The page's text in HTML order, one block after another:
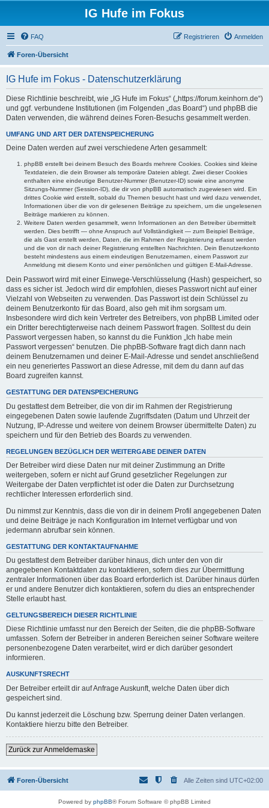
IG Hufe im Fokus
FAQ Anmelden
Registrieren
Foren-Übersicht
IG Hufe im Fokus - Datenschutzerklärung
Diese Richtlinie beschreibt, wie „IG Hufe im Fokus“ („https://forum.keinhorn.de“)
und ggf. verbundene Institutionen (im Folgenden „das Board“) und phpBB die
Daten verwenden, die während deines Foren-Besuchs gesammelt werden.
UMFANG UND ART DER DATENSPEICHERUNG
Deine Daten werden auf zwei verschiedene Arten gesammelt:
phpBB erstellt bei deinem Besuch des Boards mehrere Cookies. Cookies sind kleine
Textdateien, die dein Browser als temporäre Dateien ablegt. Zwei dieser Cookies
enthalten eine eindeutige Benutzer-Nummer (Benutzer-ID) sowie eine anonyme
Sitzungs-Nummer (Session-ID), die dir von phpBB automatisch zugewiesen wird. Ein
drittes Cookie wird erstellt, sobald du Themen besucht hast und wird dazu verwendet,
Informationen über die von dir gelesenen Beiträge zu speichern, um die ungelesenen
Beiträge markieren zu können.
Weitere Daten werden gesammelt, wenn Informationen an den Betreiber übermittelt
werden. Dies betrifft — ohne Anspruch auf Vollständigkeit — zum Beispiel Beiträge,
die als Gast erstellt werden, Daten, die im Rahmen der Registrierung erfasst werden
und die von dir nach deiner Registrierung erstellten Nachrichten. Dein Benutzerkonto
besteht mindestens aus einem eindeutigen Benutzernamen, einem Passwort zur
Anmeldung mit diesem Konto und einer persönlichen und gültigen E-Mail-Adresse.
Dein Passwort wird mit einer Einwege-Verschlüsselung (Hash) gespeichert, so
dass es sicher ist. Jedoch wird dir empfohlen, dieses Passwort nicht auf einer
Vielzahl von Webseiten zu verwenden. Das Passwort ist dein Schlüssel zu
deinem Benutzerkonto für das Board, also geh mit ihm sorgsam um.
Insbesondere wird dich kein Vertreter des Betreibers, von phpBB Limited oder
ein Dritter berechtigterweise nach deinem Passwort fragen. Solltest du dein
Passwort vergessen haben, so kannst du die Funktion „Ich habe mein
Passwort vergessen“ benutzen. Die phpBB-Software fragt dich dann nach
deinem Benutzernamen und deiner E-Mail-Adresse und sendet anschließend
ein neu generiertes Passwort an diese Adresse, mit dem du dann auf das
Board zugreifen kannst.
GESTATTUNG DER DATENSPEICHERUNG
Du gestattest dem Betreiber, die von dir im Rahmen der Registrierung
eingegebenen Daten sowie laufende Zugriffsdaten (Datum und Uhrzeit der
Nutzung, IP-Adresse und weitere von deinem Browser übermittelte Daten) zu
speichern und für den Betrieb des Boards zu verwenden.
REGELUNGEN BEZÜGLICH DER WEITERGABE DEINER DATEN
Der Betreiber wird diese Daten nur mit deiner Zustimmung an Dritte
weitergeben, sofern er nicht auf Grund gesetzlicher Regelungen zur
Weitergabe der Daten verpflichtet ist oder die Daten zur Durchsetzung
rechtlicher Interessen erforderlich sind.
Du nimmst zur Kenntnis, dass die von dir in deinem Profil angegebenen Daten
und deine Beiträge je nach Konfiguration im Internet verfügbar und von
jedermann abrufbar sein können.
GESTATTUNG DER KONTAKTAUFNAHME
Du gestattest dem Betreiber darüber hinaus, dich unter den von dir
angegebenen Kontaktdaten zu kontaktieren, sofern dies zur Übermittlung
zentraler Informationen über das Board erforderlich ist. Darüber hinaus dürfen
er und andere Benutzer dich kontaktieren, sofern du dies an entsprechender
Stelle erlaubt hast.
GELTUNGSBEREICH DIESER RICHTLINIE
Diese Richtlinie umfasst nur den Bereich der Seiten, die die phpBB-Software
umfassen. Sofern der Betreiber in anderen Bereichen seiner Software weitere
personenbezogene Daten verarbeitet, wird er dich darüber gesondert
informieren.
AUSKUNFTSRECHT
Der Betreiber erteilt dir auf Anfrage Auskunft, welche Daten über dich
gespeichert sind.
Du kannst jederzeit die Löschung bzw. Sperrung deiner Daten verlangen.
Kontaktiere hierzu bitte den Betreiber.
Zurück zur Anmeldemaske
Foren-Übersicht Alle Zeiten sind UTC+02:00
Powered by phpBB® Forum Software © phpBB Limited